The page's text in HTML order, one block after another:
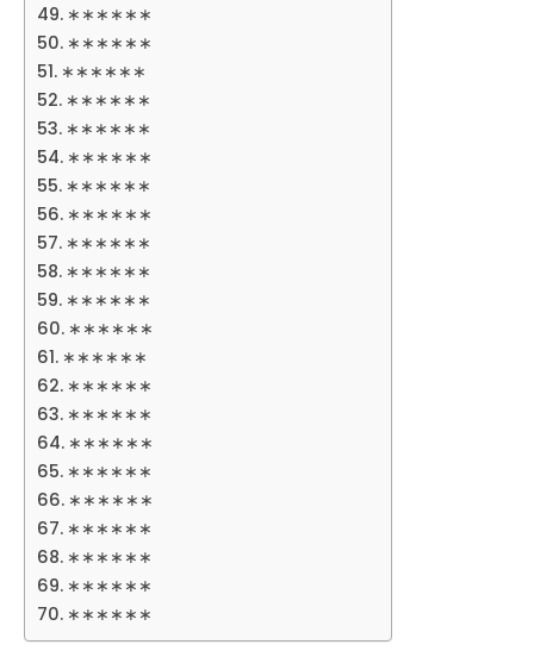
∗∗∗∗∗∗
∗∗∗∗∗∗
∗∗∗∗∗∗
∗∗∗∗∗∗
∗∗∗∗∗∗
∗∗∗∗∗∗
∗∗∗∗∗∗
∗∗∗∗∗∗
∗∗∗∗∗∗
∗∗∗∗∗∗
∗∗∗∗∗∗
∗∗∗∗∗∗
∗∗∗∗∗∗
∗∗∗∗∗∗
∗∗∗∗∗∗
∗∗∗∗∗∗
∗∗∗∗∗∗
∗∗∗∗∗∗
∗∗∗∗∗∗
∗∗∗∗∗∗
∗∗∗∗∗∗
∗∗∗∗∗∗